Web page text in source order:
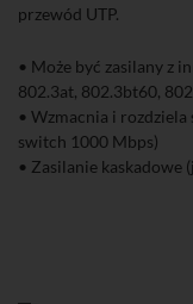
przewód UTP.
• Może być zasilany z
802.3at, 802.3bt60,
• Wzmacnia i
switch 1000 Mbps)
• Zasilanie kaskadowe
• Do 90 W